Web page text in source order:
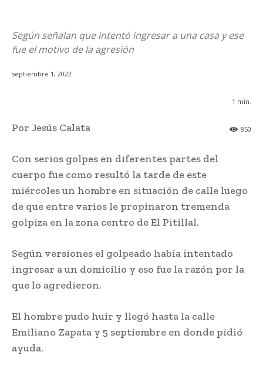
Según señalan que intentó ingresar a una casa y ese
fue el motivo de la agresión
septiembre 1, 2022
1 min.
850
Por Jesús Calata
Con serios golpes en diferentes partes del
cuerpo fue como resultó la tarde de este
miércoles un hombre en situación de calle luego
de que entre varios le propinaron tremenda
golpiza en la zona centro de El Pitillal.
Según versiones el golpeado había intentado
ingresar a un domicilio y eso fue la razón por la
que lo agredieron.
El hombre pudo huir y llegó hasta la calle
Emiliano Zapata y 5 septiembre en donde pidió
ayuda.